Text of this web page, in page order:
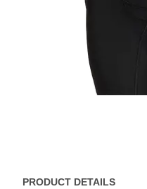
PRODUCT DETAILS